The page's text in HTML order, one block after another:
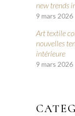
new trends
9 mars 2026
Art textile
nouvelles
intérieure
9 mars 2026